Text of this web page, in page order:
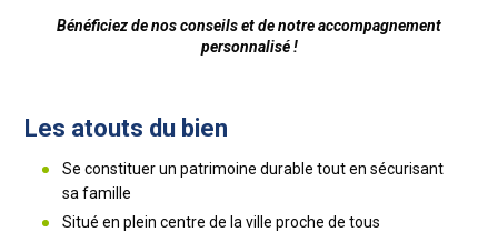
Bénéficiez de nos conseils et de notre accompagnement
personnalisé !
Les atouts du bien
Se constituer un patrimoine durable tout en sécurisant
sa famille
Situé en plein centre de la ville proche de tous